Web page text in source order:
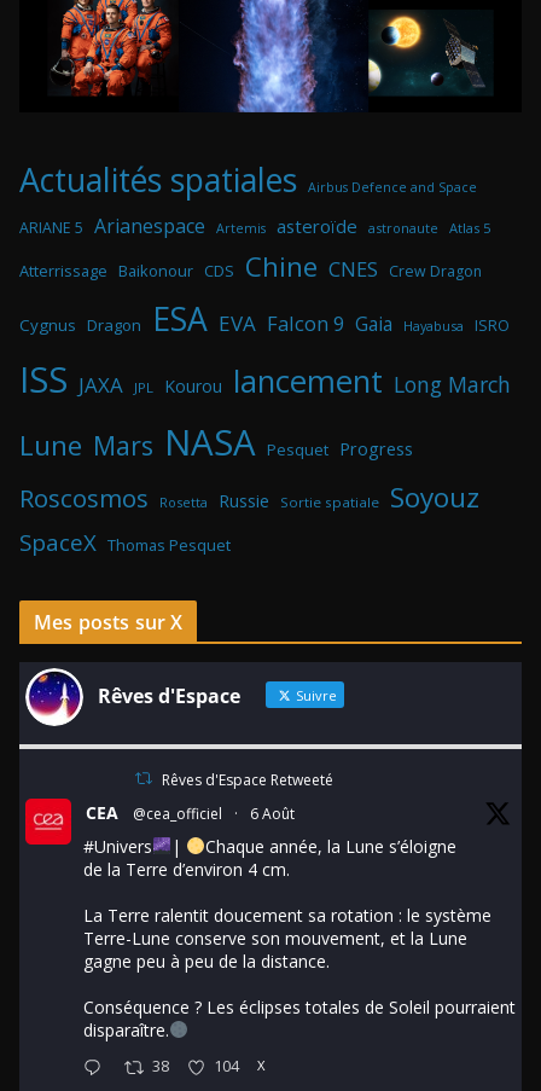
Actualités spatiales Airbus Defence and Space
ARIANE 5 Arianespace Artemis asteroïde astronaute Atlas 5
Atterrissage Baikonour CDS Chine CNES Crew Dragon
Cygnus Dragon ESA EVA Falcon 9 Gaia Hayabusa ISRO
ISS JAXA JPL Kourou lancement Long March
Lune Mars NASA Pesquet Progress
Roscosmos Rosetta Russie Sortie spatiale Soyouz
SpaceX Thomas Pesquet
Mes posts sur X
Rêves d'Espace Suivre
Rêves d'Espace Retweeté
CEA @cea_officiel · 6 Août
#Univers |
Chaque année, la Lune s’éloigne
de la Terre d’environ 4 cm.
La Terre ralentit doucement sa rotation : le système
Terre-Lune conserve son mouvement, et la Lune
gagne peu à peu de la distance.
Conséquence ? Les éclipses totales de Soleil pourraient
disparaître.
38 104 X